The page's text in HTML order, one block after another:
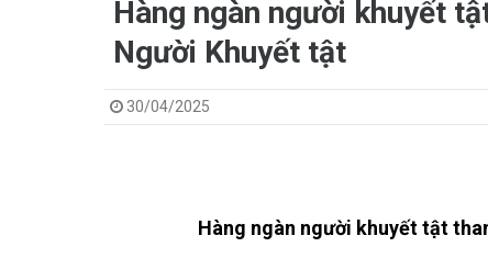
Hàng ngàn người khuyết
Người Khuyết tật
30/04/2025
Hàng ngàn người khuyết tật